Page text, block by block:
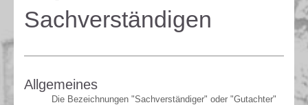
Sachverständigen
Allgemeines
Die Bezeichnungen "Sachverständiger" oder "Gutachter"